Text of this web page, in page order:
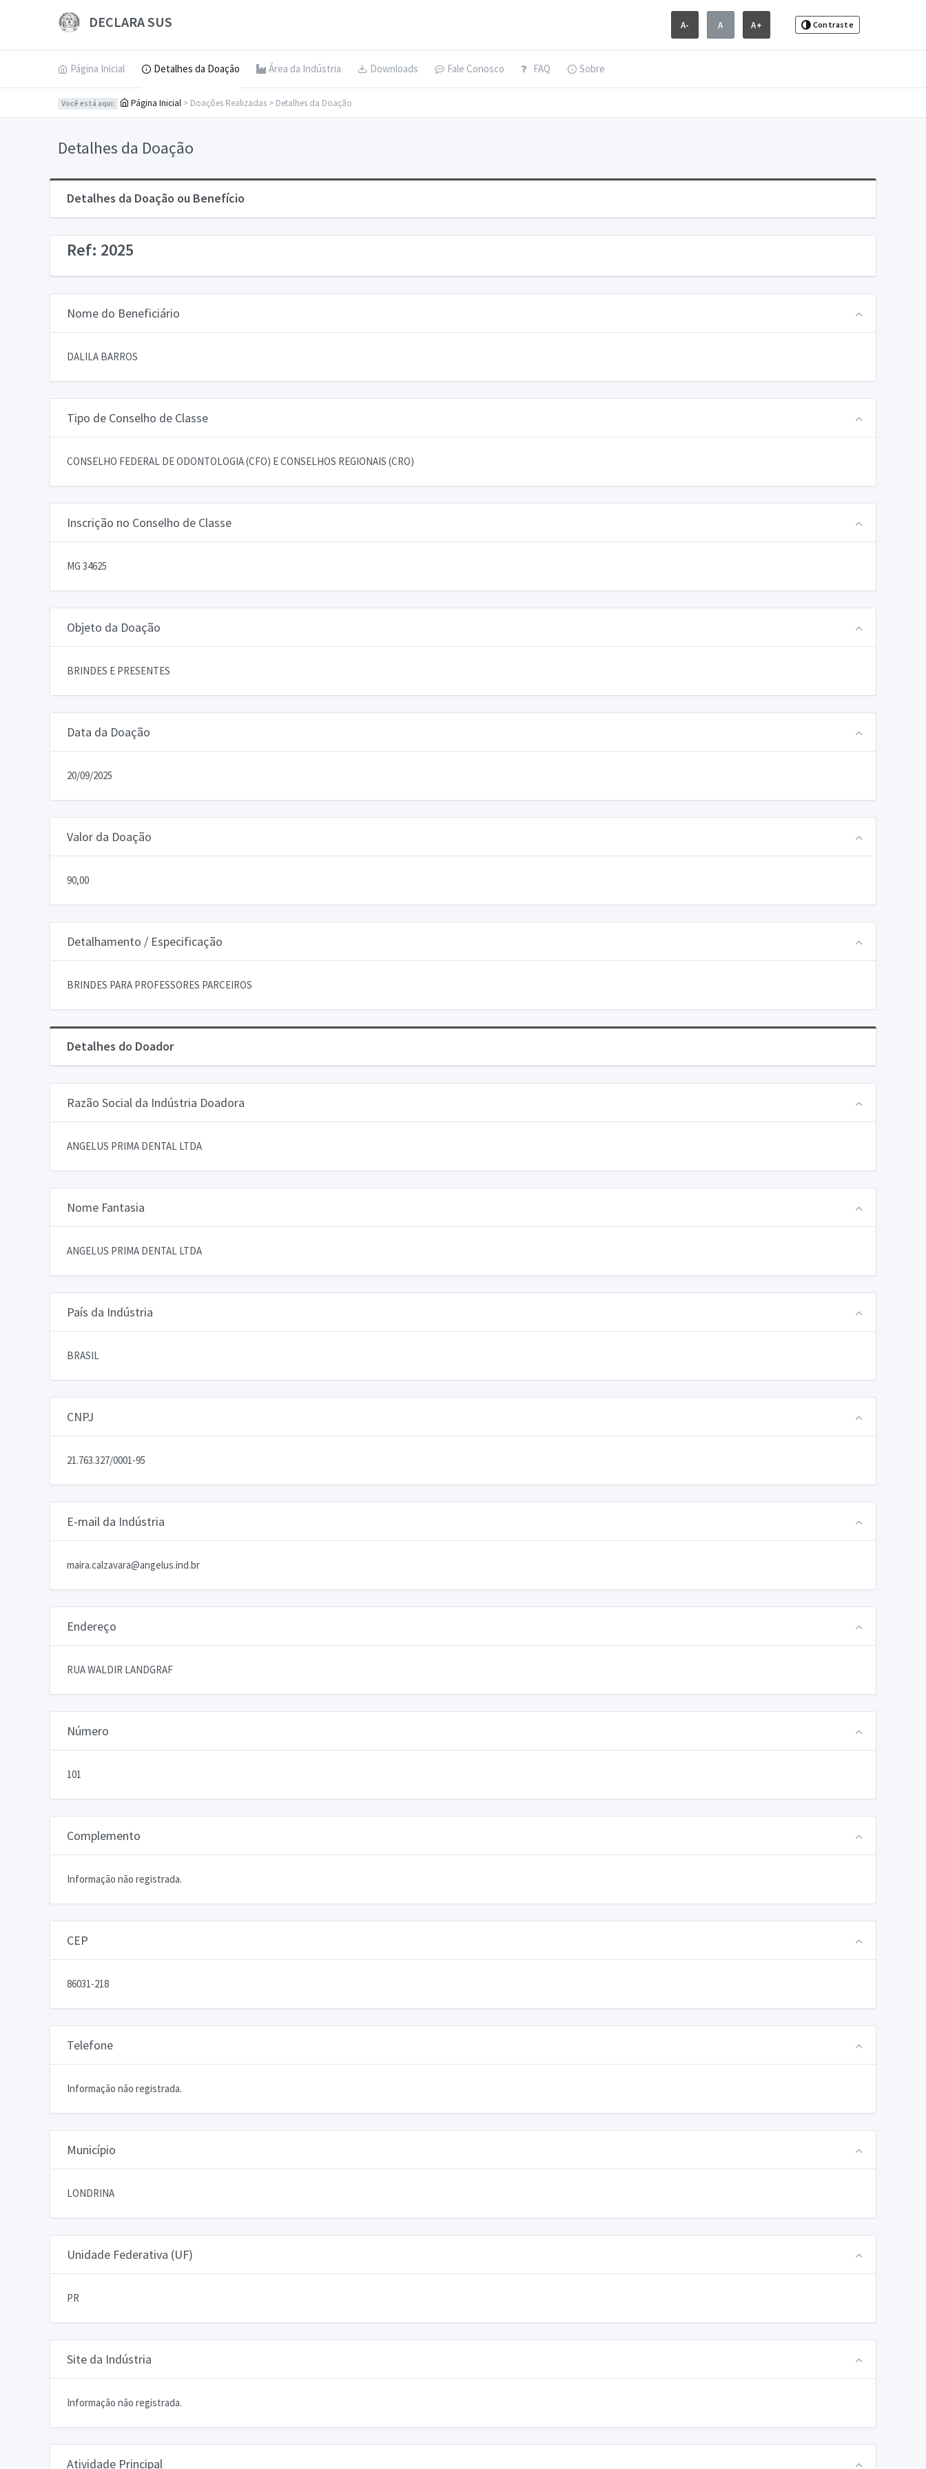
DECLARA SUS A- A A+ Contraste
Página Inicial Detalhes da Doação Área da Indústria Downloads Fale Conosco FAQ Sobre
Você está aqui: Página Inicial > Doações Realizadas > Detalhes da Doação
Detalhes da Doação
Detalhes da Doação ou Benefício
Ref: 2025
Nome do Beneficiário
DALILA BARROS
Tipo de Conselho de Classe
CONSELHO FEDERAL DE ODONTOLOGIA (CFO) E CONSELHOS REGIONAIS (CRO)
Inscrição no Conselho de Classe
MG 34625
Objeto da Doação
BRINDES E PRESENTES
Data da Doação
20/09/2025
Valor da Doação
90,00
Detalhamento / Especificação
BRINDES PARA PROFESSORES PARCEIROS
Detalhes do Doador
Razão Social da Indústria Doadora
ANGELUS PRIMA DENTAL LTDA
Nome Fantasia
ANGELUS PRIMA DENTAL LTDA
País da Indústria
BRASIL
CNPJ
21.763.327/0001-95
E-mail da Indústria
maira.calzavara@angelus.ind.br
Endereço
RUA WALDIR LANDGRAF
Número
101
Complemento
Informação não registrada.
CEP
86031-218
Telefone
Informação não registrada.
Município
LONDRINA
Unidade Federativa (UF)
PR
Site da Indústria
Informação não registrada.
Atividade Principal